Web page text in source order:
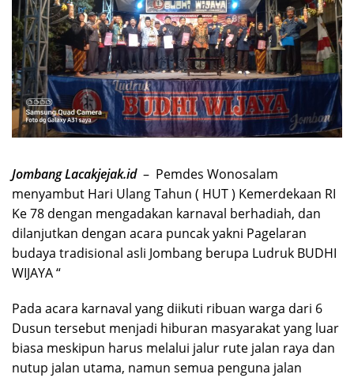
Jombang Lacakjejak.id– Pemdes Wonosalam
menyambut Hari Ulang Tahun ( HUT ) Kemerdekaan RI
Ke 78 dengan mengadakan karnaval berhadiah, dan
dilanjutkan dengan acara puncak yakni Pagelaran
budaya tradisional asli Jombang berupa Ludruk BUDHI
WIJAYA “
Pada acara karnaval yang diikuti ribuan warga dari 6
Dusun tersebut menjadi hiburan masyarakat yang luar
biasa meskipun harus melalui jalur rute jalan raya dan
nutup jalan utama, namun semua penguna jalan